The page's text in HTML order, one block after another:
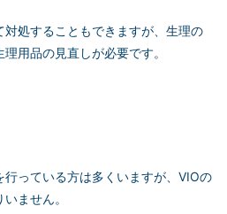
処することもできますが、生理の
用品の見直しが必要です。
行っている方は多くいますが、VIOの
ません。